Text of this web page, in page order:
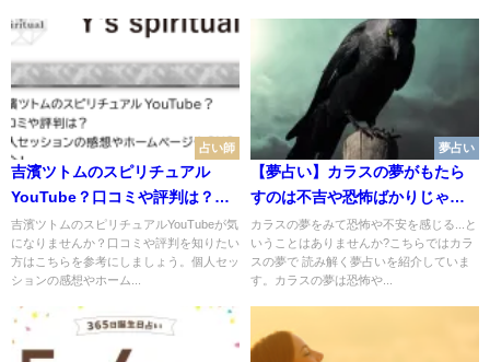
占い師
吉濱ツトムのスピリチュアル
YouTube？口コミや評判は？個
人セッションの感想やホームペ
ージやSNSも紹介！
吉濱ツトムのスピリチュアルYouTubeが気
になりませんか？口コミや評判を知りたい
方はこちらを参考にしましょう。個人セッ
ションの感想やホーム...
夢占い
【夢占い】カラスの夢がもたら
すのは不吉や恐怖ばかりじゃな
い!夢が教えてくれる吉夢と警告
夢
カラスの夢をみて恐怖や不安を感じる...と
いうことはありませんか?こちらではカラ
スの夢で 読み解く夢占いを紹介していま
す。カラスの夢は恐怖や...